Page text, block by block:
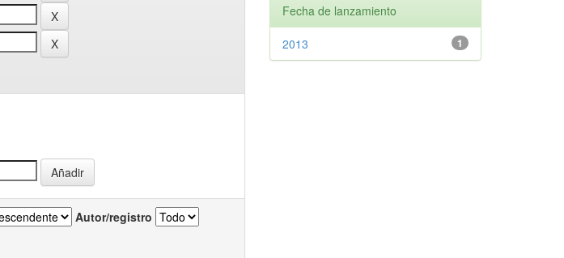
Autor/registro
Fecha de lanzamiento
1
2013